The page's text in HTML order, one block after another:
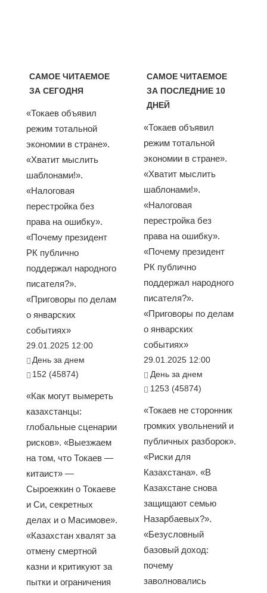
САМОЕ ЧИТАЕМОЕ
ЗА СЕГОДНЯ
«Токаев объявил
режим тотальной
экономии в стране».
«Хватит мыслить
шаблонами!».
«Налоговая
перестройка без
права на ошибку».
«Почему президент
РК публично
поддержал народного
писателя?».
«Приговоры по делам
о январских
событиях»
29.01.2025 12:00
День за днем
152 (45874)
«Как могут вымереть
казахстанцы:
глобальные сценарии
рисков». «Выезжаем
на том, что Токаев —
китаист» —
Сыроежкин о Токаеве
и Си, секретных
делах и о Масимове».
«Казахстан хвалят за
отмену смертной
казни и критикуют за
пытки и ограничения
САМОЕ ЧИТАЕМОЕ
ЗА ПОСЛЕДНИЕ 10
ДНЕЙ
«Токаев объявил
режим тотальной
экономии в стране».
«Хватит мыслить
шаблонами!».
«Налоговая
перестройка без
права на ошибку».
«Почему президент
РК публично
поддержал народного
писателя?».
«Приговоры по делам
о январских
событиях»
29.01.2025 12:00
День за днем
1253 (45874)
«Токаев не сторонник
громких увольнений и
публичных разборок».
«Риски для
Казахстана». «В
Казахстане снова
защищают семью
Назарбаевых?».
«Безусловный
базовый доход:
почему
заволновались